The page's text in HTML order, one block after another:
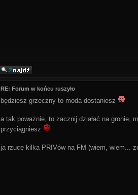
RE: Forum w końcu ruszyło
będziesz grzeczny to moda dostaniesz
a tak poważnie, to zacznij działać na gronie,
przyciągniesz
ja rzucę kilka PRIVów na FM (wiem, wiem...